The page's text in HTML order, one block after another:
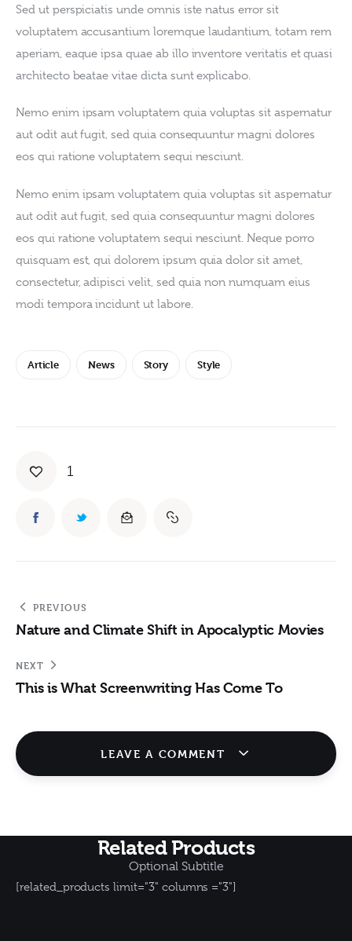
Sed ut perspiciatis unde omnis iste natus error sit
voluptatem accusantium loremque laudantium, totam rem
aperiam, eaque ipsa quae ab illo inventore veritatis et quasi
architecto beatae vitae dicta sunt explicabo.
Nemo enim ipsam voluptatem quia voluptas sit aspernatur
aut odit aut fugit, sed quia consequuntur magni dolores
eos qui ratione voluptatem sequi nesciunt.
Nemo enim ipsam voluptatem quia voluptas sit aspernatur
aut odit aut fugit, sed quia consequuntur magni dolores
eos qui ratione voluptatem sequi nesciunt. Neque porro
quisquam est, qui dolorem ipsum quia dolor sit amet,
consectetur, adipisci velit, sed quia non numquam eius
modi tempora incidunt ut labore.
Article News Story Style
1
PREVIOUS
Nature and Climate Shift in Apocalyptic Movies
NEXT
This is What Screenwriting Has Come To
LEAVE A COMMENT
Related Products
Optional Subtitle
[related_products limit="3" columns ="3"]